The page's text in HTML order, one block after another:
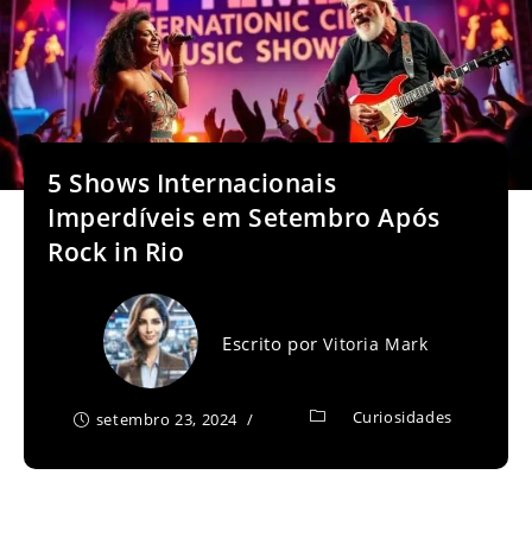
5 Shows Internacionais
Imperdíveis em Setembro Após
Rock in Rio
Escrito porVitoria Mark
setembro 23, 2024 Curiosidades